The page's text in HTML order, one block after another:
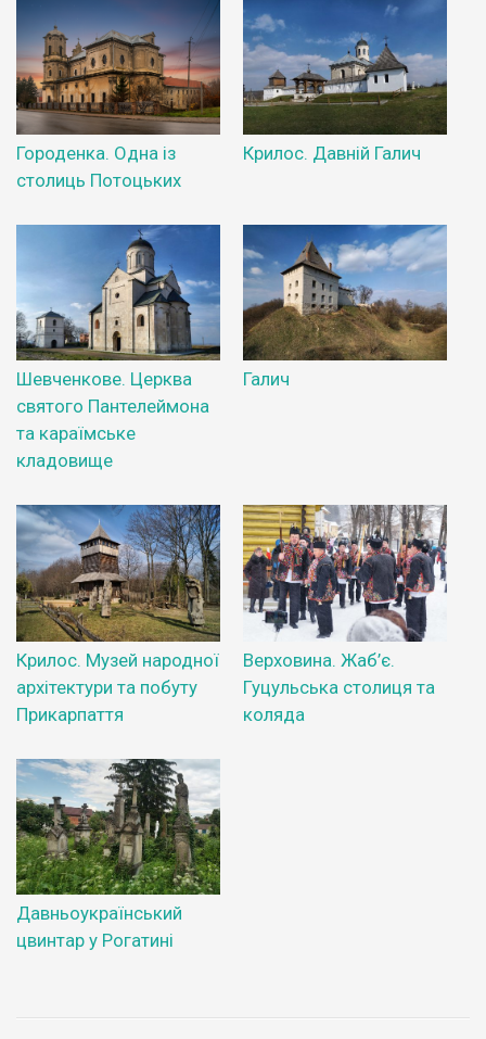
Городенка. Одна із
столиць Потоцьких
Крилос. Давній Галич
Шевченкове. Церква
святого Пантелеймона
та караїмське
кладовище
Галич
Крилос. Музей народної
архітектури та побуту
Прикарпаття
Верховина. Жаб’є.
Гуцульська столиця та
коляда
Давньоукраїнський
цвинтар у Рогатині